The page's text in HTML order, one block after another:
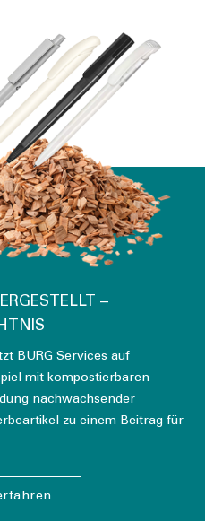
–
BURG Services auf
mit kompostierbaren
nachwachsender
zu einem Beitrag für